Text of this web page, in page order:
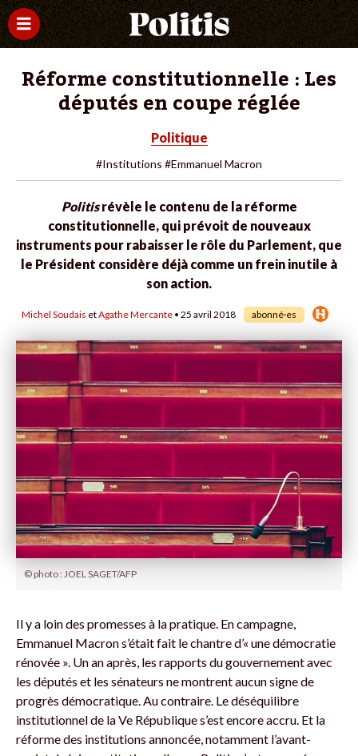
Réforme constitutionnelle : Les
députés en coupe réglée
Politique
#Institutions #Emmanuel Macron
Politisrévèle le contenu de la réforme
constitutionnelle, qui prévoit de nouveaux
instruments pour rabaisser le rôle du Parlement, que
le Président considère déjà comme un frein inutile à
son action.
Michel Soudais etAgathe Mercante • 25 avril 2018 abonné·es
© photo : JOEL SAGET/AFP
Il y a loin des promesses à la pratique. En campagne,
Emmanuel Macron s’était fait le chantre d’« une démocratie
rénovée ». Un an après, les rapports du gouvernement avec
les députés et les sénateurs ne montrent aucun signe de
progrès démocratique. Au contraire. Le déséquilibre
institutionnel de la Ve République s’est encore accru. Et la
réforme des institutions annoncée, notamment l’avant-